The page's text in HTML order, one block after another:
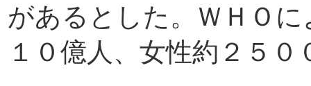
があるとした。ＷＨＯ
１０億人、女性約２５